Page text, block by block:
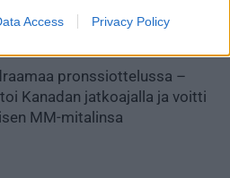
Access Privacy Policy
pronssiottelussa –
Kanadan jatkoajalla ja voitti
MM-mitalinsa